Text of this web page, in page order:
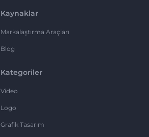
Kaynaklar
Markalaştırma Araçları
Blog
Kategoriler
Video
Logo
Grafik Tasarım